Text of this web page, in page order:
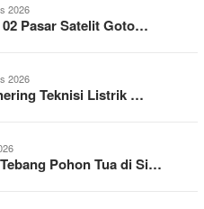
2026
02 Pasar Satelit Goto…
2026
Teknisi Listrik …
Pohon Tua di Si…